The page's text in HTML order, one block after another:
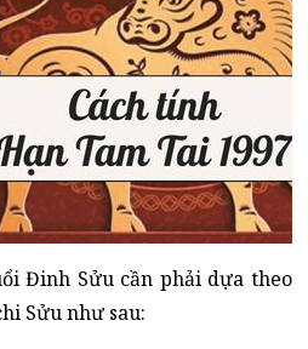
Đinh Sửu cần phải dựa theo
Sửu như sau: